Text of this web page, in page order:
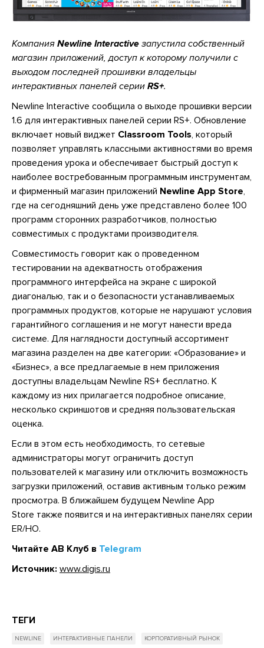
Компания Newline Interactive запустила собственный
магазин приложений, доступ к которому получили с
выходом последней прошивки владельцы
интерактивных панелей серии RS+.
Newline Interactive сообщила о выходе прошивки версии
1.6 для интерактивных панелей серии RS+. Обновление
включает новый виджет Classroom Tools, который
позволяет управлять классными активностями во время
проведения урока и обеспечивает быстрый доступ к
наиболее востребованным программным инструментам,
и фирменный магазин приложений Newline App Store,
где на сегодняшний день уже представлено более 100
программ сторонних разработчиков, полностью
совместимых с продуктами производителя.
Совместимость говорит как о проведенном
тестировании на адекватность отображения
программного интерфейса на экране с широкой
диагональю, так и о безопасности устанавливаемых
программных продуктов, которые не нарушают условия
гарантийного соглашения и не могут нанести вреда
системе. Для наглядности доступный ассортимент
магазина разделен на две категории: «Образование» и
«Бизнес», а все предлагаемые в нем приложения
доступны владельцам Newline RS+ бесплатно. К
каждому из них прилагается подробное описание,
несколько скриншотов и средняя пользовательская
оценка.
Если в этом есть необходимость, то сетевые
администраторы могут ограничить доступ
пользователей к магазину или отключить возможность
загрузки приложений, оставив активным только режим
просмотра. В ближайшем будущем Newline App
Store также появится и на интерактивных панелях серии
ER/HO.
Читайте АВ Клуб в Telegram
Источник: www.digis.ru
ТЕГИ
NEWLINE ИНТЕРАКТИВНЫЕ ПАНЕЛИ КОРПОРАТИВНЫЙ РЫНОК